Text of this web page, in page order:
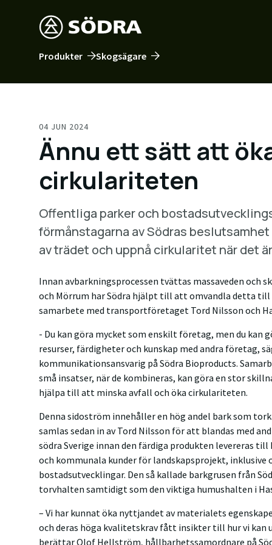
Produkter Skogsägare
04 JUN 2024
Ännu ett sätt att
cirkulariteten
Offentliga parker och
förmånstagarna av Södras
av trädet och uppnå cirkularitet när det
Innan avbarkningsprocessen tvättas massaveden och
och Mörrum har Södra hjälpt till att omvandla detta
samarbete med transportföretaget Tord Nilsson och
- Du kan göra mycket som enskilt företag, men du kan
resurser, färdigheter och kunskap med andra företag,
kommunikationsansvarig på Södra Bioproducts.
små insatser, när de kombineras, kan göra en stor
hjälpa till att minska avfall och öka cirkulariteten.
Denna sidoström innehåller en hög andel bark som
samlas sedan in av Tord Nilsson för att blandas med
södra Sverige innan den färdiga produkten levereras
och kommunala kunder för landskapsprojekt, inklusive
bostadsutvecklingar. Den så kallade barkgrusen från
torvhalten samtidigt som den viktiga humushalten i
– Vi har kunnat öka nyttjandet av materialets
och deras höga kvalitetskrav fått insikter till hur vi kan
berättar Olof Hellström, hållbarhetssamordnare på